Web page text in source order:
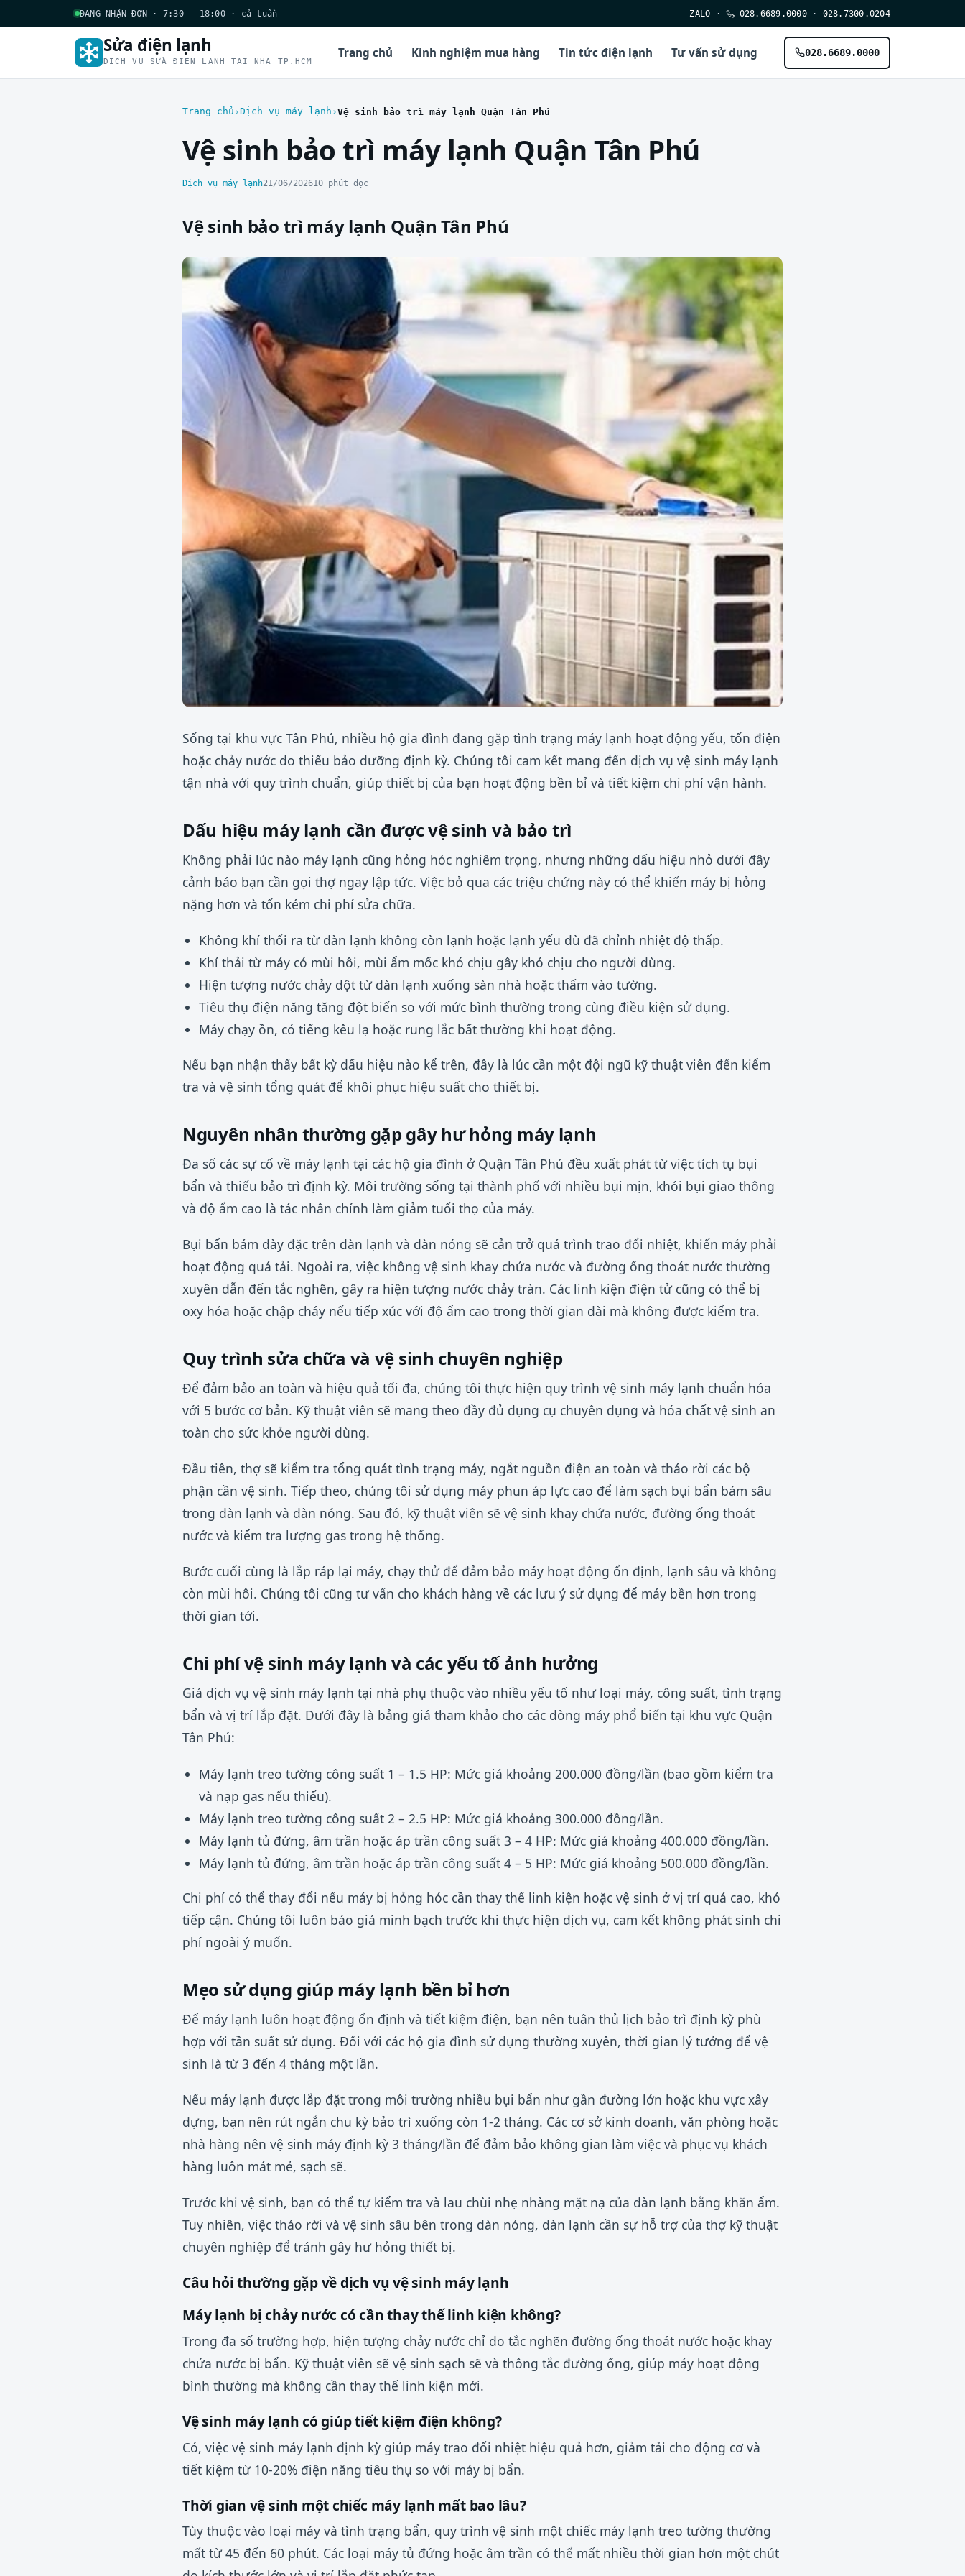
ĐANG NHẬN ĐƠN · 7:30 – 18:00 · cả tuần ZALO · 028.6689.0000 · 028.7300.0204
Sửa điện lạnh
DỊCH VỤ SỬA ĐIỆN LẠNH TẠI NHÀ TP.HCM
Trang chủ Kinh nghiệm mua hàng Tin tức điện lạnh Tư vấn sử dụng 028.6689.0000
Trang chủ Dịch vụ máy lạnh Vệ sinh bảo trì máy lạnh Quận Tân Phú
Vệ sinh bảo trì máy lạnh Quận Tân Phú
Dịch vụ máy lạnh21/06/202610 phút đọc
Vệ sinh bảo trì máy lạnh Quận Tân Phú
Sống tại khu vực Tân Phú, nhiều hộ gia đình đang gặp tình trạng máy lạnh hoạt động yếu, tốn điện
hoặc chảy nước do thiếu bảo dưỡng định kỳ. Chúng tôi cam kết mang đến dịch vụ vệ sinh máy lạnh
tận nhà với quy trình chuẩn, giúp thiết bị của bạn hoạt động bền bỉ và tiết kiệm chi phí vận hành.
Dấu hiệu máy lạnh cần được vệ sinh và bảo trì
Không phải lúc nào máy lạnh cũng hỏng hóc nghiêm trọng, nhưng những dấu hiệu nhỏ dưới đây
cảnh báo bạn cần gọi thợ ngay lập tức. Việc bỏ qua các triệu chứng này có thể khiến máy bị hỏng
nặng hơn và tốn kém chi phí sửa chữa.
Không khí thổi ra từ dàn lạnh không còn lạnh hoặc lạnh yếu dù đã chỉnh nhiệt độ thấp.
Khí thải từ máy có mùi hôi, mùi ẩm mốc khó chịu gây khó chịu cho người dùng.
Hiện tượng nước chảy dột từ dàn lạnh xuống sàn nhà hoặc thấm vào tường.
Tiêu thụ điện năng tăng đột biến so với mức bình thường trong cùng điều kiện sử dụng.
Máy chạy ồn, có tiếng kêu lạ hoặc rung lắc bất thường khi hoạt động.
Nếu bạn nhận thấy bất kỳ dấu hiệu nào kể trên, đây là lúc cần một đội ngũ kỹ thuật viên đến kiểm
tra và vệ sinh tổng quát để khôi phục hiệu suất cho thiết bị.
Nguyên nhân thường gặp gây hư hỏng máy lạnh
Đa số các sự cố về máy lạnh tại các hộ gia đình ở Quận Tân Phú đều xuất phát từ việc tích tụ bụi
bẩn và thiếu bảo trì định kỳ. Môi trường sống tại thành phố với nhiều bụi mịn, khói bụi giao thông
và độ ẩm cao là tác nhân chính làm giảm tuổi thọ của máy.
Bụi bẩn bám dày đặc trên dàn lạnh và dàn nóng sẽ cản trở quá trình trao đổi nhiệt, khiến máy phải
hoạt động quá tải. Ngoài ra, việc không vệ sinh khay chứa nước và đường ống thoát nước thường
xuyên dẫn đến tắc nghẽn, gây ra hiện tượng nước chảy tràn. Các linh kiện điện tử cũng có thể bị
oxy hóa hoặc chập cháy nếu tiếp xúc với độ ẩm cao trong thời gian dài mà không được kiểm tra.
Quy trình sửa chữa và vệ sinh chuyên nghiệp
Để đảm bảo an toàn và hiệu quả tối đa, chúng tôi thực hiện quy trình vệ sinh máy lạnh chuẩn hóa
với 5 bước cơ bản. Kỹ thuật viên sẽ mang theo đầy đủ dụng cụ chuyên dụng và hóa chất vệ sinh an
toàn cho sức khỏe người dùng.
Đầu tiên, thợ sẽ kiểm tra tổng quát tình trạng máy, ngắt nguồn điện an toàn và tháo rời các bộ
phận cần vệ sinh. Tiếp theo, chúng tôi sử dụng máy phun áp lực cao để làm sạch bụi bẩn bám sâu
trong dàn lạnh và dàn nóng. Sau đó, kỹ thuật viên sẽ vệ sinh khay chứa nước, đường ống thoát
nước và kiểm tra lượng gas trong hệ thống.
Bước cuối cùng là lắp ráp lại máy, chạy thử để đảm bảo máy hoạt động ổn định, lạnh sâu và không
còn mùi hôi. Chúng tôi cũng tư vấn cho khách hàng về các lưu ý sử dụng để máy bền hơn trong
thời gian tới.
Chi phí vệ sinh máy lạnh và các yếu tố ảnh hưởng
Giá dịch vụ vệ sinh máy lạnh tại nhà phụ thuộc vào nhiều yếu tố như loại máy, công suất, tình trạng
bẩn và vị trí lắp đặt. Dưới đây là bảng giá tham khảo cho các dòng máy phổ biến tại khu vực Quận
Tân Phú:
Máy lạnh treo tường công suất 1 – 1.5 HP: Mức giá khoảng 200.000 đồng/lần (bao gồm kiểm tra
và nạp gas nếu thiếu).
Máy lạnh treo tường công suất 2 – 2.5 HP: Mức giá khoảng 300.000 đồng/lần.
Máy lạnh tủ đứng, âm trần hoặc áp trần công suất 3 – 4 HP: Mức giá khoảng 400.000 đồng/lần.
Máy lạnh tủ đứng, âm trần hoặc áp trần công suất 4 – 5 HP: Mức giá khoảng 500.000 đồng/lần.
Chi phí có thể thay đổi nếu máy bị hỏng hóc cần thay thế linh kiện hoặc vệ sinh ở vị trí quá cao, khó
tiếp cận. Chúng tôi luôn báo giá minh bạch trước khi thực hiện dịch vụ, cam kết không phát sinh chi
phí ngoài ý muốn.
Mẹo sử dụng giúp máy lạnh bền bỉ hơn
Để máy lạnh luôn hoạt động ổn định và tiết kiệm điện, bạn nên tuân thủ lịch bảo trì định kỳ phù
hợp với tần suất sử dụng. Đối với các hộ gia đình sử dụng thường xuyên, thời gian lý tưởng để vệ
sinh là từ 3 đến 4 tháng một lần.
Nếu máy lạnh được lắp đặt trong môi trường nhiều bụi bẩn như gần đường lớn hoặc khu vực xây
dựng, bạn nên rút ngắn chu kỳ bảo trì xuống còn 1-2 tháng. Các cơ sở kinh doanh, văn phòng hoặc
nhà hàng nên vệ sinh máy định kỳ 3 tháng/lần để đảm bảo không gian làm việc và phục vụ khách
hàng luôn mát mẻ, sạch sẽ.
Trước khi vệ sinh, bạn có thể tự kiểm tra và lau chùi nhẹ nhàng mặt nạ của dàn lạnh bằng khăn ẩm.
Tuy nhiên, việc tháo rời và vệ sinh sâu bên trong dàn nóng, dàn lạnh cần sự hỗ trợ của thợ kỹ thuật
chuyên nghiệp để tránh gây hư hỏng thiết bị.
Câu hỏi thường gặp về dịch vụ vệ sinh máy lạnh
Máy lạnh bị chảy nước có cần thay thế linh kiện không?
Trong đa số trường hợp, hiện tượng chảy nước chỉ do tắc nghẽn đường ống thoát nước hoặc khay
chứa nước bị bẩn. Kỹ thuật viên sẽ vệ sinh sạch sẽ và thông tắc đường ống, giúp máy hoạt động
bình thường mà không cần thay thế linh kiện mới.
Vệ sinh máy lạnh có giúp tiết kiệm điện không?
Có, việc vệ sinh máy lạnh định kỳ giúp máy trao đổi nhiệt hiệu quả hơn, giảm tải cho động cơ và
tiết kiệm từ 10-20% điện năng tiêu thụ so với máy bị bẩn.
Thời gian vệ sinh một chiếc máy lạnh mất bao lâu?
Tùy thuộc vào loại máy và tình trạng bẩn, quy trình vệ sinh một chiếc máy lạnh treo tường thường
mất từ 45 đến 60 phút. Các loại máy tủ đứng hoặc âm trần có thể mất nhiều thời gian hơn một chút